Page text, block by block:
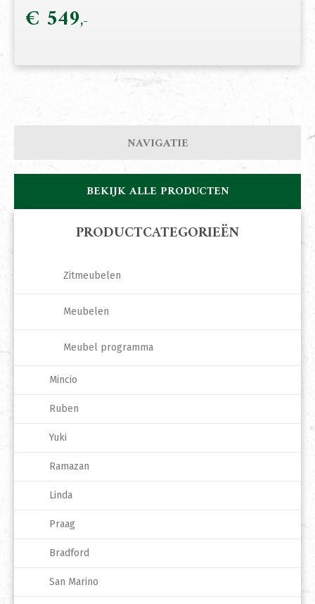
€ 549
NAVIGATIE
BEKIJK ALLE PRODUCTEN
PRODUCTCATEGORIEËN
Zitmeubelen
Meubelen
Meubel programma
Mincio
Ruben
Yuki
Ramazan
Linda
Praag
Bradford
San Marino